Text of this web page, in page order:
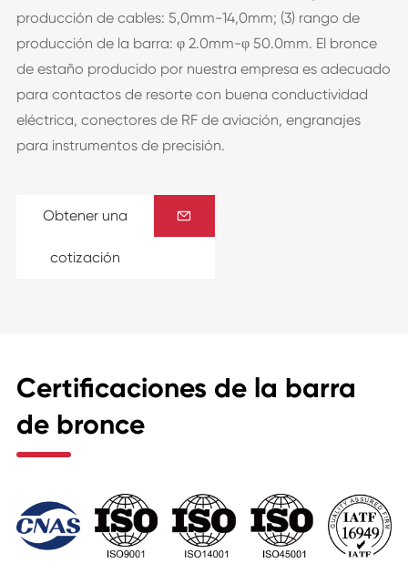
producción de cables: 5,0mm-14,0mm; (3) rango de
producción de la barra: φ 2.0mm-φ 50.0mm. El bronce
de estaño producido por nuestra empresa es adecuado
para contactos de resorte con buena conductividad
eléctrica, conectores de RF de aviación, engranajes
para instrumentos de precisión.
Obtener una
cotización

Certificaciones de la barra
de bronce